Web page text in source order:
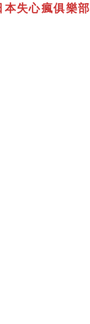
本失心瘋俱樂部